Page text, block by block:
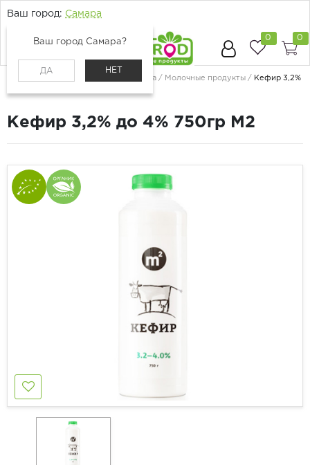
Ваш город: Самара
Ваш город Самара?
ДА НЕТ
0 0
Молоко, сыр, яйца Молочные продукты
Кефир 3,2%
Кефир 3,2% до 4% 750гр М2